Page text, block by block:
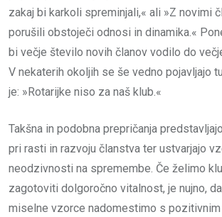
zakaj bi karkoli spreminjali,« ali »Z novimi
porušili obstoječi odnosi in dinamika.«
bi večje število novih članov vodilo do
V nekaterih okoljih se še vedno pojavljajo
je: »Rotarijke niso za naš klub.«
Takšna in podobna prepričanja
pri rasti in razvoju članstva ter ustvarjajo
neodzivnosti na spremembe. Če želimo
zagotoviti dolgoročno vitalnost, je nujno,
miselne vzorce nadomestimo s